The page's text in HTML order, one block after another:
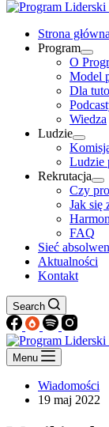
Strona główna
Program
O
Model
Dla
Wiedza
Ludzie
Ludzie
Rekrutacja
Czy
Jak się
FAQ
Sieć
Aktualności
Kontakt
Search
Menu
Wiadomości
19 maj 2022